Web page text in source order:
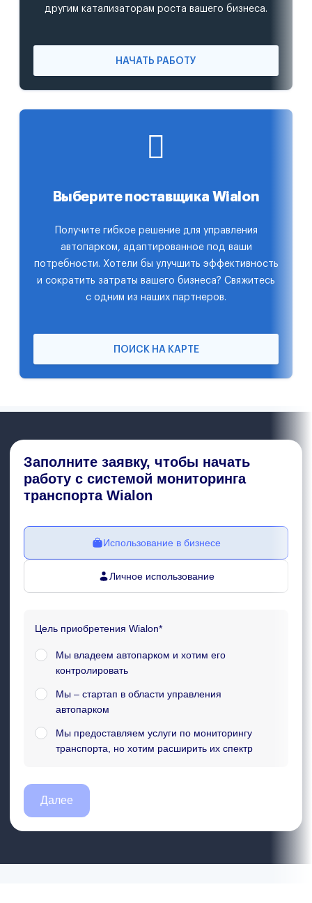
другим катализаторам роста вашего бизнеса.
НАЧАТЬ РАБОТУ
Выберите поставщика Wialon
Получите гибкое решение для управления
автопарком, адаптированное под ваши
потребности. Хотели бы улучшить эффективность
и сократить затраты вашего бизнеса? Свяжитесь
с одним из наших партнеров.
ПОИСК НА КАРТЕ